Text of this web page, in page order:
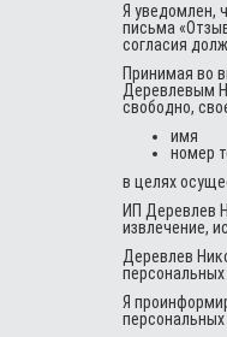
Я уведомлен,
письма
согласия
Принимая во
Деревлевым
свободно,
имя
номер
в целях
ИП Деревлев
извлечение,
Деревлев
Я
персональных